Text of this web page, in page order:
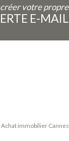
créer votre propre
E-MAIL
Achat immobilier Cannes